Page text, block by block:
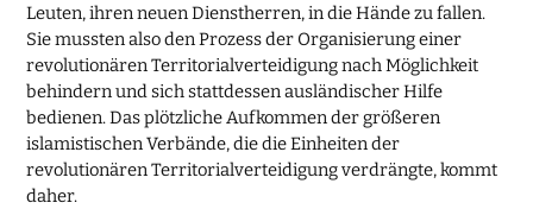
Leuten, ihren neuen Dienstherren, in die Hände zu fallen.
Sie mussten also den Prozess der Organisierung einer
revolutionären Territorialverteidigung nach Möglichkeit
behindern und sich stattdessen ausländischer Hilfe
bedienen. Das plötzliche Aufkommen der größeren
islamistischen Verbände, die die Einheiten der
revolutionären Territorialverteidigung verdrängte, kommt
daher.